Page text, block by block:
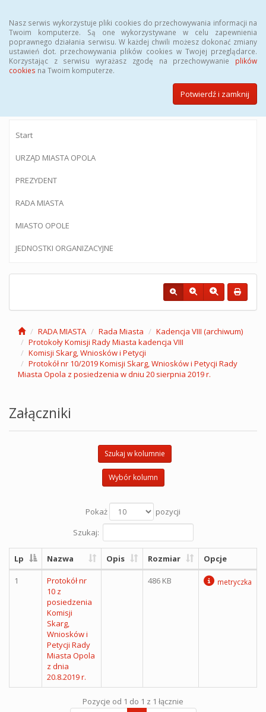
Nasz serwis wykorzystuje pliki cookies do przechowywania informacji na
Twoim komputerze. Są one wykorzystywane w celu zapewnienia
poprawnego działania serwisu. W każdej chwili możesz dokonać zmiany
ustawień dot. przechowywania plików cookies w Twojej przeglądarce.
Korzystając z serwisu wyrażasz zgodę na przechowywanie plików
cookies na Twoim komputerze.
Potwierdź i zamknij
BIULETYN INFORMACJI PUBLICZNEJ
Urzędu Miasta Opola
Start
URZĄD MIASTA OPOLA
PREZYDENT
RADA MIASTA
MIASTO OPOLE
JEDNOSTKI ORGANIZACYJNE
RADA MIASTA Rada Miasta
Kadencja VIII (archiwum)
Protokoły Komisji Rady Miasta kadencja VIII
Komisji Skarg, Wniosków i Petycji
Protokół nr 10/2019 Komisji Skarg, Wniosków i Petycji Rady
Miasta Opola z posiedzenia w dniu 20 sierpnia 2019 r.
Załączniki
Szukaj w kolumnie
Wybór kolumn
Pokaż
pozycji
Szukaj:
Lp Nazwa Opis Rozmiar Opcje
1
Protokół nr
10 z
posiedzenia
Komisji
Skarg,
Wniosków i
Petycji Rady
Miasta Opola
z dnia
20.8.2019 r.
486 KB metryczka
Pozycje od 1 do 1 z 1 łącznie